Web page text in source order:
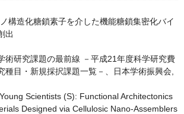
構造化糖鎖素子を介した機能糖鎖集密化バイ
出
術研究課題の最前線 －平成21年度科学研究費
種目・新規採択課題一覧－、日本学術振興会,
Scientists (S): Functional Architectonics
Designed via Cellulosic Nano-Assemblers